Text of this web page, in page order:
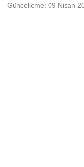
Güncelleme: 09 Nisan